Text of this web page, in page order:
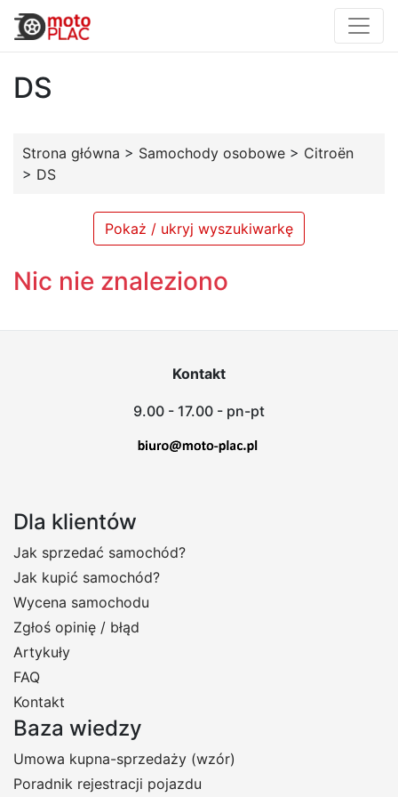
DS
Strona główna > Samochody osobowe > Citroën
> DS
Pokaż / ukryj wyszukiwarkę
Nic nie znaleziono
Kontakt
9.00 - 17.00 - pn-pt
Dla klientów
Jak sprzedać samochód?
Jak kupić samochód?
Wycena samochodu
Zgłoś opinię / błąd
Artykuły
FAQ
Kontakt
Baza wiedzy
Umowa kupna-sprzedaży (wzór)
Poradnik rejestracji pojazdu